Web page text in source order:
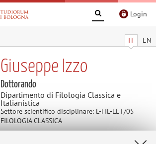
Login
IT EN
Giuseppe Izzo
Dottorando
Dipartimento di Filologia Classica e
Italianistica
Settore scientifico disciplinare: L-FIL-LET/05
FILOLOGIA CLASSICA